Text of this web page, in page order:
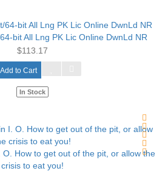
bit All Lng PK Lic Online DwnLd NR
$113.17
Add to Cart
In Stock
O. How to get out of the pit, or allow the
crisis to eat you!